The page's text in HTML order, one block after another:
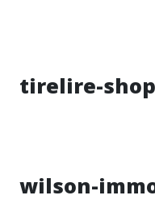
tirelire-
wilson-